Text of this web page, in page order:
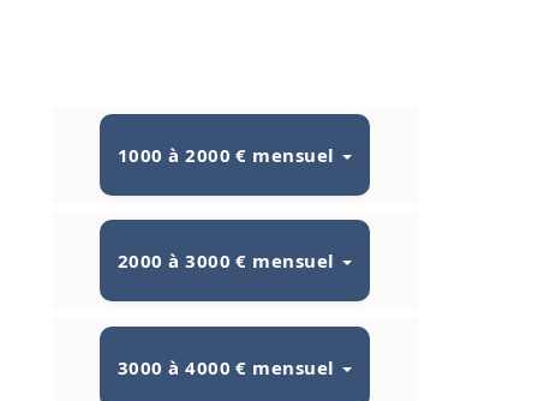
1000 à 2000 € mensuel
2000 à 3000 € mensuel
3000 à 4000 € mensuel